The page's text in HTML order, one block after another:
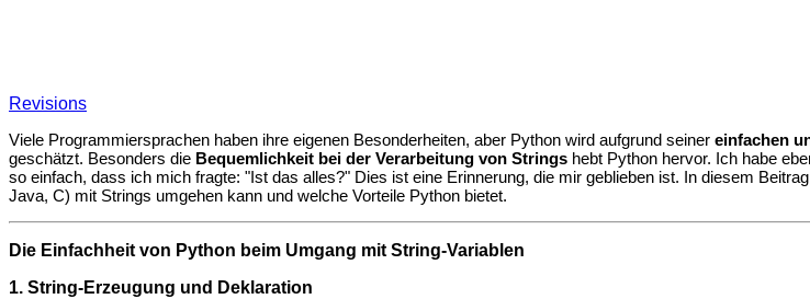
Revisions
Viele Programmiersprachen haben ihre eigenen Besonderheiten, aber Python wird aufgrund seiner einfachen
geschätzt. Besonders die Bequemlichkeit bei der Verarbeitung von Strings hebt Python hervor. Ich habe
so einfach, dass ich mich fragte: "Ist das alles?" Dies ist eine Erinnerung, die mir geblieben ist. In diesem
Java, C) mit Strings umgehen kann und welche Vorteile Python bietet.
Die Einfachheit von Python beim Umgang mit String-Variablen
1. String-Erzeugung und Deklaration